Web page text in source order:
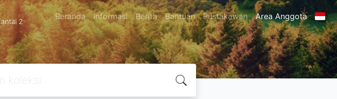
2 Beranda Informasi Berita Bantuan Pustakawan Area Anggota